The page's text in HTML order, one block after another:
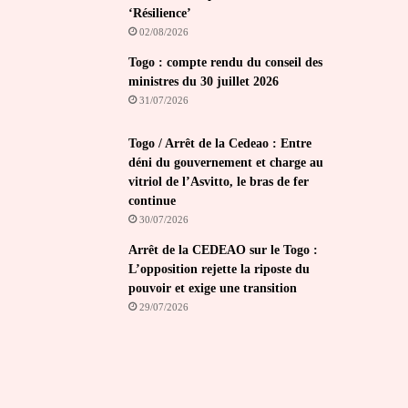
‘Résilience’
02/08/2026
Togo : compte rendu du conseil des
ministres du 30 juillet 2026
31/07/2026
Togo / Arrêt de la Cedeao : Entre
déni du gouvernement et charge au
vitriol de l’Asvitto, le bras de fer
continue
30/07/2026
Arrêt de la CEDEAO sur le Togo :
L’opposition rejette la riposte du
pouvoir et exige une transition
29/07/2026